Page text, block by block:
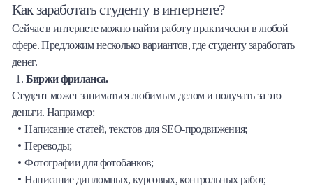
Как заработать студенту в интернете?
Сейчас в интернете можно найти работу практически в любой
сфере. Предложим несколько вариантов, где студенту заработать
денег.
Биржи фриланса.
Студент может заниматься любимым делом и получать за это
деньги. Например:
Написание статей, текстов для SEO-продвижения;
Переводы;
Фотографии для фотобанков;
Написание дипломных, курсовых, контрольных работ,